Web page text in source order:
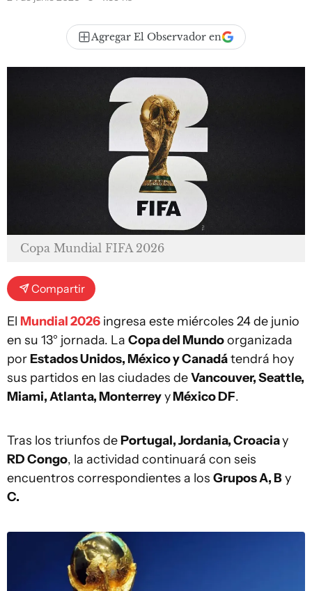
Agregar El Observador en
Copa Mundial FIFA 2026
Compartir
El Mundial 2026 ingresa este miércoles 24 de junio
en su 13° jornada. La Copa del Mundoorganizada
por Estados Unidos, México y Canadátendrá hoy
sus partidos en las ciudades deVancouver, Seattle,
Miami, Atlanta, MonterreyyMéxico DF.
Tras los triunfos de Portugal, Jordania, Croaciay
RD Congo, la actividad continuará con seis
encuentros correspondientes a los Grupos A, By
C.